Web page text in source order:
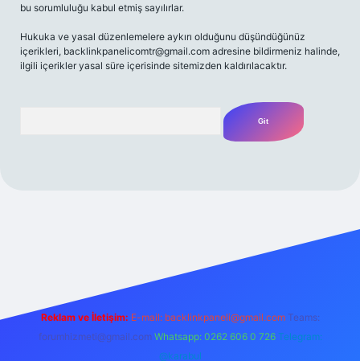
bu sorumluluğu kabul etmiş sayılırlar.
Hukuka ve yasal düzenlemelere aykırı olduğunu düşündüğünüz
içerikleri, backlinkpanelicomtr@gmail.com adresine bildirmeniz halinde,
ilgili içerikler yasal süre içerisinde sitemizden kaldırılacaktır.
m elexbet
Reklam ve İletişim: E-mail: backlinkpaneli@gmail.com Teams:
forumhizmeti@gmail.com Whatsapp: 0262 606 0 726 Telegram:
@karabul